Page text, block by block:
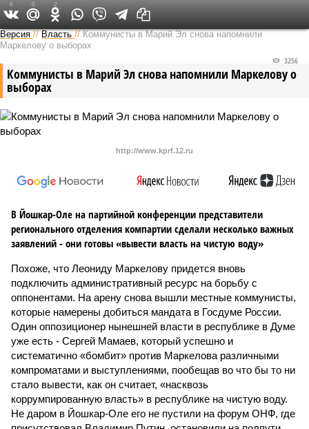
Версия в Чувашии
Версия //Власть //Коммунисты в Марий Эл снова напомнили
Маркелову о выборах
Коммунисты в Марий Эл снова напомнили Маркелову о
выборах
3256
http://www.kprf.12.ru
В Йошкар-Оле на партийной конференции представители
регионального отделения компартии сделали несколько важных
заявлений - они готовы «вывести власть на чистую воду»
Похоже, что Леониду Маркелову придется вновь
подключить административный ресурс на борьбу с
оппонентами. На арену снова вышли местные коммунисты,
которые намерены добиться мандата в Госдуме России.
Один оппозиционер нынешней власти в республике в Думе
уже есть - Сергей Мамаев, который успешно и
систематично «бомбит» против Маркелова различными
компроматами и выступлениями, пообещав во что бы то ни
стало вывести, как он считает, «насквозь
коррумпированную власть» в республике на чистую воду.
Не даром в Йошкар-Оле его не пустили на форум ОНФ, где
0 0 2